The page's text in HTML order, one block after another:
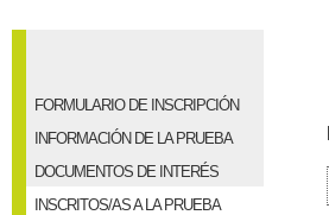
FORMULARIO DE INSCRIPCIÓN
INFORMACIÓN DE LA PRUEBA
DOCUMENTOS DE INTERÉS
INSCRITOS/AS A LA PRUEBA